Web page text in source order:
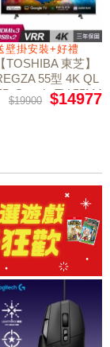
禮贈
壁掛安裝+好禮
【TOSHIBA 東芝】
55型 4K QL
Google TV 55M4
50NT液晶顯示器｜
$19900 $14977